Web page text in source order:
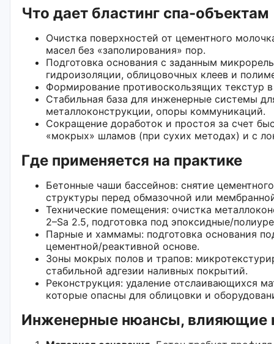
Что дает бластинг спа-объектам
Очистка поверхностей от цементного
масел без «заполирования» пор.
Подготовка основания с заданным
гидроизоляции, облицовочных клеев и
Формирование противоскользящих текстур
Стабильная база для инженерные системы
металлоконструкции, опоры коммуникаций.
Сокращение доработок и простоя за счет
«мокрых» шламов (при сухих методах) и с
Где применяется на практике
Бетонные чаши бассейнов: снятие
структуры перед обмазочной или
Технические помещения: очистка
2–Sa 2.5, подготовка под эпоксидные/
Парные и хаммамы: подготовка основания
цементной/реактивной основе.
Зоны мокрых полов и трапов:
стабильной адгезии наливных покрытий.
Реконструкция: удаление отслаивающихся
которые опасны для облицовки и
Инженерные нюансы, влияющие